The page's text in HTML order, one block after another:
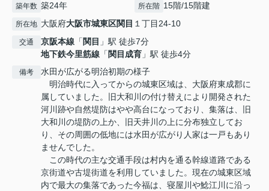
築年数 築24年 所在階 15階/15階建
所在地 大阪府大阪市城東区関目 １丁目24-10
交通 京阪本線 「 関目 」駅 徒歩7分
地下鉄今里筋線 「 関目成育 」駅 徒歩4分
備考
水田が広がる明治初期の様子
明治時代に入ってからの城東区域は、大阪府東成郡に
属していました。旧大和川の付け替えにより開発された
河川跡や自然堤防はやや高台になっており、集落は、旧
大和川の堤防の上か、旧天井川の上に分布独立してお
り、その周囲の低地には水田が広がり人家は一戸もあり
ませんでした。
この時代の主な交通手段は村内を通る幹線道路である
京街道や古堤街道を利用していました。現在の城東区域
内で最大の集落であった今福は、寝屋川や鯰江川に沿っ